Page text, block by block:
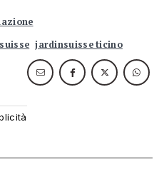
jardinsuisse ticino